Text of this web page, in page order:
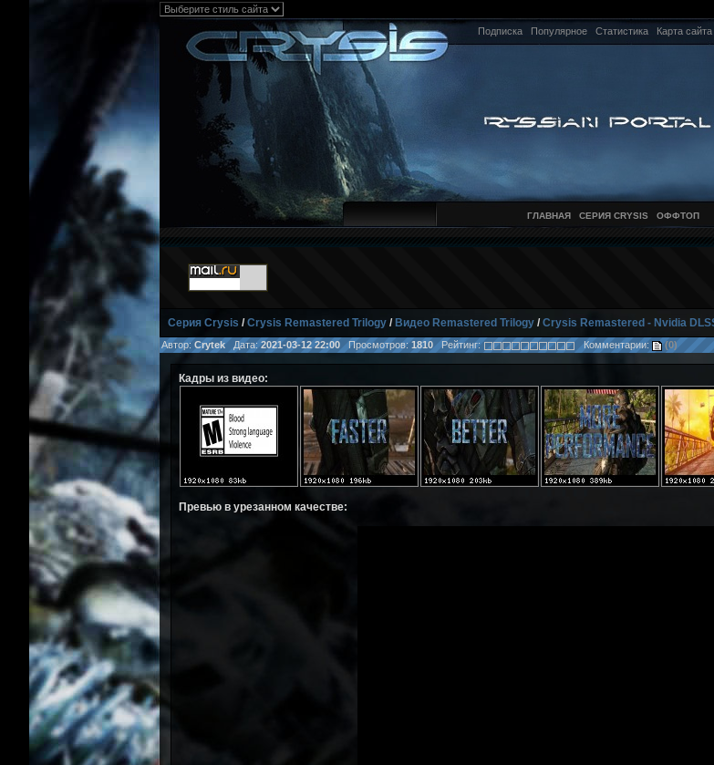
Подписка Популярное Статистика Карта сайта
ГЛАВНАЯ СЕРИЯ CRYSIS ОФФТОП
Серия Crysis /Crysis Remastered Trilogy/ Видео Remastered Trilogy/Crysis Remastered - Nvidia
Автор: CrytekДата:2021-03-12 22:00Просмотров:1810Рейтинг: Комментарии: (0)
Кадры из видео:
Превью в урезанном качестве: